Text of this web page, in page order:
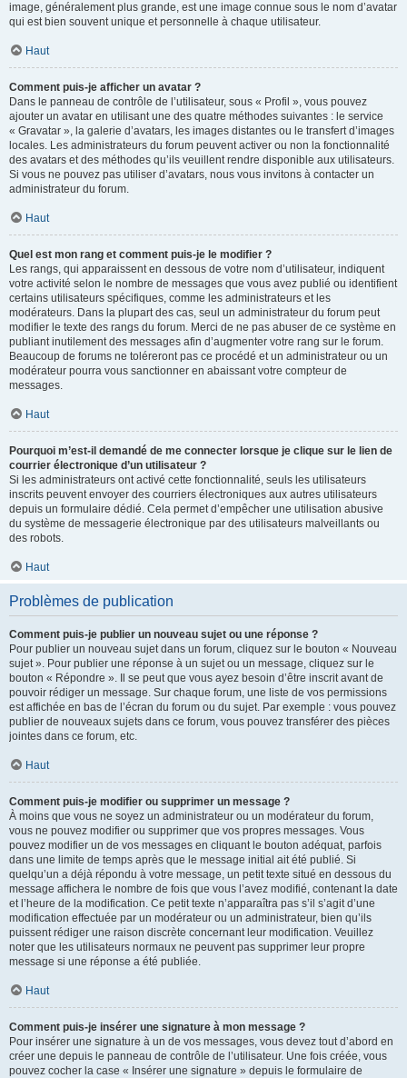
image, généralement plus grande, est une image connue sous le nom d’avatar
qui est bien souvent unique et personnelle à chaque utilisateur.
Haut
Comment puis-je afficher un avatar ?
Dans le panneau de contrôle de l’utilisateur, sous « Profil », vous pouvez
ajouter un avatar en utilisant une des quatre méthodes suivantes : le service
« Gravatar », la galerie d’avatars, les images distantes ou le transfert d’images
locales. Les administrateurs du forum peuvent activer ou non la fonctionnalité
des avatars et des méthodes qu’ils veuillent rendre disponible aux utilisateurs.
Si vous ne pouvez pas utiliser d’avatars, nous vous invitons à contacter un
administrateur du forum.
Haut
Quel est mon rang et comment puis-je le modifier ?
Les rangs, qui apparaissent en dessous de votre nom d’utilisateur, indiquent
votre activité selon le nombre de messages que vous avez publié ou identifient
certains utilisateurs spécifiques, comme les administrateurs et les
modérateurs. Dans la plupart des cas, seul un administrateur du forum peut
modifier le texte des rangs du forum. Merci de ne pas abuser de ce système en
publiant inutilement des messages afin d’augmenter votre rang sur le forum.
Beaucoup de forums ne toléreront pas ce procédé et un administrateur ou un
modérateur pourra vous sanctionner en abaissant votre compteur de
messages.
Haut
Pourquoi m’est-il demandé de me connecter lorsque je clique sur le lien de
courrier électronique d’un utilisateur ?
Si les administrateurs ont activé cette fonctionnalité, seuls les utilisateurs
inscrits peuvent envoyer des courriers électroniques aux autres utilisateurs
depuis un formulaire dédié. Cela permet d’empêcher une utilisation abusive
du système de messagerie électronique par des utilisateurs malveillants ou
des robots.
Haut
Problèmes de publication
Comment puis-je publier un nouveau sujet ou une réponse ?
Pour publier un nouveau sujet dans un forum, cliquez sur le bouton « Nouveau
sujet ». Pour publier une réponse à un sujet ou un message, cliquez sur le
bouton « Répondre ». Il se peut que vous ayez besoin d’être inscrit avant de
pouvoir rédiger un message. Sur chaque forum, une liste de vos permissions
est affichée en bas de l’écran du forum ou du sujet. Par exemple : vous pouvez
publier de nouveaux sujets dans ce forum, vous pouvez transférer des pièces
jointes dans ce forum, etc.
Haut
Comment puis-je modifier ou supprimer un message ?
À moins que vous ne soyez un administrateur ou un modérateur du forum,
vous ne pouvez modifier ou supprimer que vos propres messages. Vous
pouvez modifier un de vos messages en cliquant le bouton adéquat, parfois
dans une limite de temps après que le message initial ait été publié. Si
quelqu’un a déjà répondu à votre message, un petit texte situé en dessous du
message affichera le nombre de fois que vous l’avez modifié, contenant la date
et l’heure de la modification. Ce petit texte n’apparaîtra pas s’il s’agit d’une
modification effectuée par un modérateur ou un administrateur, bien qu’ils
puissent rédiger une raison discrète concernant leur modification. Veuillez
noter que les utilisateurs normaux ne peuvent pas supprimer leur propre
message si une réponse a été publiée.
Haut
Comment puis-je insérer une signature à mon message ?
Pour insérer une signature à un de vos messages, vous devez tout d’abord en
créer une depuis le panneau de contrôle de l’utilisateur. Une fois créée, vous
pouvez cocher la case « Insérer une signature » depuis le formulaire de